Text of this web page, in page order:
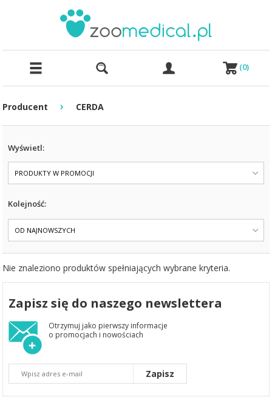
(0)
Producent › CERDA
Wyświetl:
PRODUKTY W PROMOCJI
Kolejność:
OD NAJNOWSZYCH
Nie znaleziono produktów spełniających wybrane kryteria.
Zapisz się do naszego newslettera
Otrzymuj jako pierwszy informacje
o promocjach i nowościach
Zapisz